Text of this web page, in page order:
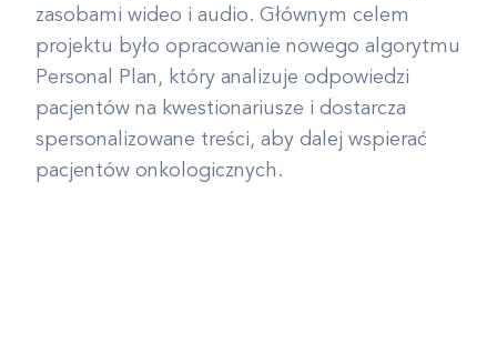
zasobami wideo i audio. Głównym celem
projektu było opracowanie nowego algorytmu
Personal Plan, który analizuje odpowiedzi
pacjentów na kwestionariusze i dostarcza
spersonalizowane treści, aby dalej wspierać
pacjentów onkologicznych.